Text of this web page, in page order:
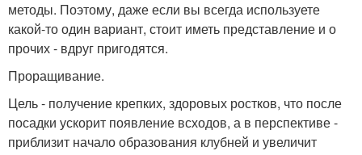
методы. Поэтому, даже если вы всегда используете
какой-то один вариант, стоит иметь представление и о
прочих - вдруг пригодятся.
Проращивание.
Цель - получение крепких, здоровых ростков, что после
посадки ускорит появление всходов, а в перспективе -
приблизит начало образования клубней и увеличит